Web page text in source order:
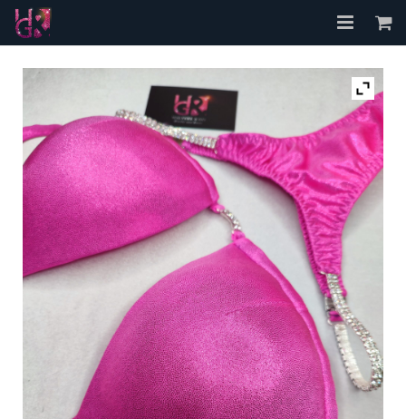
Accueil
Les Bikinis
FAQ
Contact
Mon compte